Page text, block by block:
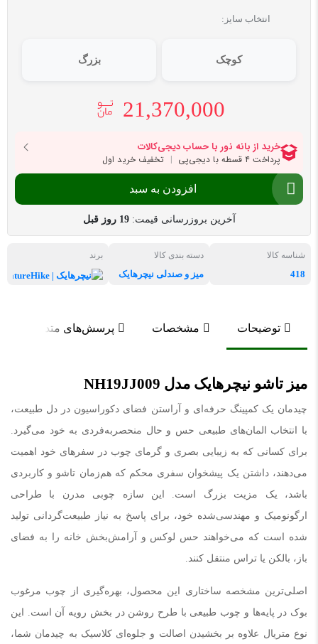
انتخاب سایز:
کوچک بزرگ
21,370,000
افزودن به سبد
آخرین بروزرسانی قیمت:19 روز قبل
شناسه کالا
418
دسته بندی کالا
میز و صندلی نیچرهایک
برند
توضیحات مشخصات پرسش‌های متداول
میز تاشو نیچرهایک مدل NH19JJ009
چیدمان یک کمپینگ حرفه‌ای و آراستن فضای دکوراسیون در دل طبیعت،
با انتخاب المان‌های طبیعی حس و حال منحصربه‌فردی به خود می‌گیرد.
برای کسانی که به زیبایی بصری و گرمای چوب در سفرهای خود اهمیت
می‌دهند، داشتن یک پیشخوان سفری محکم که هم‌زمان تاشو و کاربردی
باشد، یک مزیت بزرگ است. این سازه چوبی مدرن با طراحی
ارگونومیک و مهندسی‌شده خود، برای پاسخ به نیاز طبیعت‌گردانی تولید
شده است که می‌خواهند حس لوکس و آرامش‌بخش خانه را به فضای
باز، بالکن یا تراس منتقل کنند.
اصلی‌ترین مشخصه ساختاری این محصول، بهره‌گیری از چوب مرغوب
بوک در پایه‌ها و چوب طبیعی با طرح روشن در بخش رویه آن است. این
نوع متریال علاوه بر بخشیدن اصالت و جلوه‌ای کلاسیک به چیدمان شما،